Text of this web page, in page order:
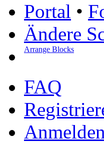
Portal •
Ändere
Arrange Blocks
FAQ
Anmelden